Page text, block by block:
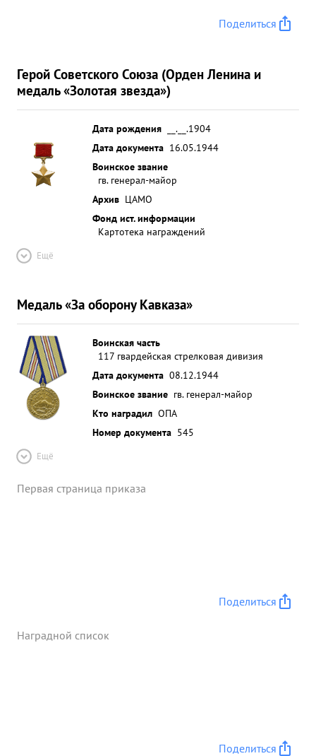
Поделиться
Герой Советского Союза (Орден Ленина и
медаль «Золотая звезда»)
Дата рождения
__.__.1904
Дата документа 16.05.1944
Воинское звание
гв. генерал-майор
Архив ЦАМО
Фонд ист. информации
Картотека награждений
Ещё
Медаль «За оборону Кавказа»
Воинская часть
117 гвардейская стрелковая дивизия
Дата документа 08.12.1944
Воинское звание гв. генерал-майор
Кто наградил ОПА
Номер документа 545
Ещё
Первая страница приказа
Поделиться
Наградной список
Поделиться